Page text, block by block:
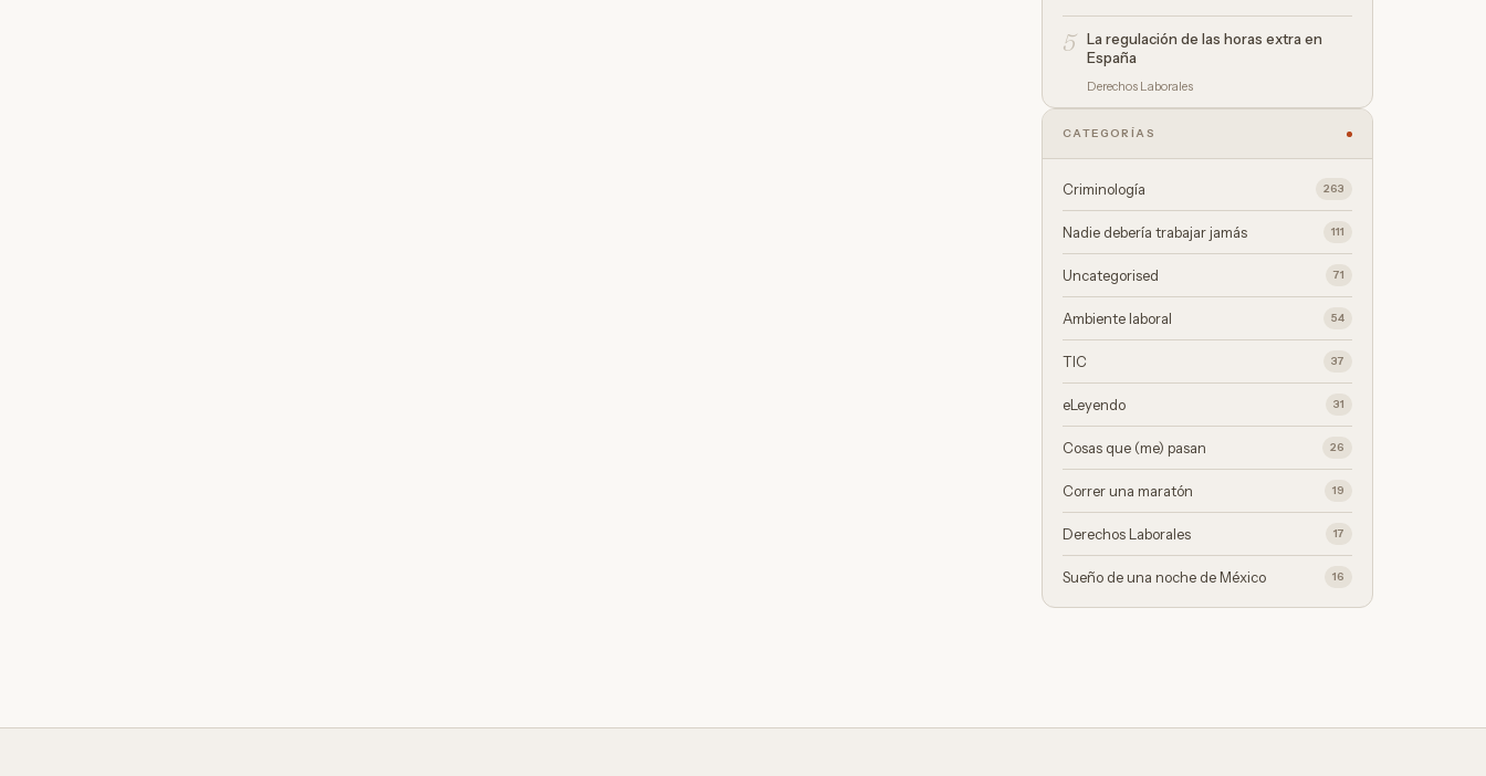
5
La regulación de las horas extra en
España
Derechos Laborales
CATEGORÍAS
Criminología 263
Nadie debería trabajar jamás 111
Uncategorised 71
Ambiente laboral 54
TIC 37
eLeyendo 31
Cosas que (me) pasan 26
Correr una maratón 19
Derechos Laborales 17
Sueño de una noche de México 16